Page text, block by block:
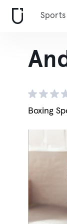
Sports
Boxing